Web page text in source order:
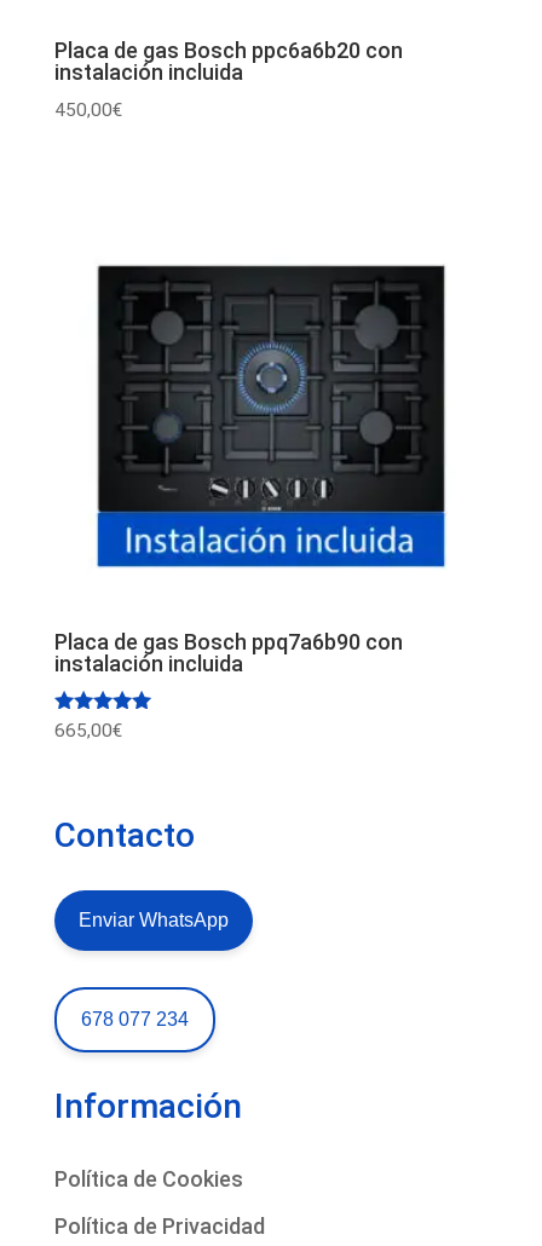
Placa de gas Bosch ppc6a6b20 con
instalación incluida
450,00€
Placa de gas Bosch ppq7a6b90 con
instalación incluida
Valorado
665,00€
Contacto
Enviar WhatsApp
678 077 234
Información
Política de Cookies
Política de Privacidad